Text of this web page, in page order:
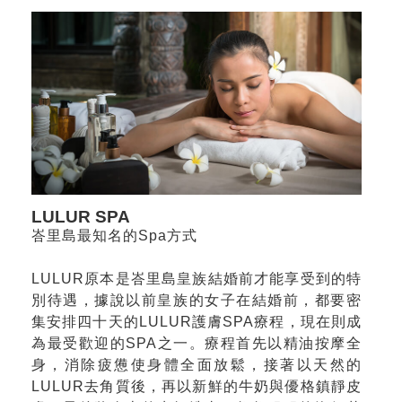
LULUR SPA
峇里島最知名的Spa方式
LULUR原本是峇里島皇族結婚前才能享受到的特
別待遇，據說以前皇族的女子在結婚前，都要密
集安排四十天的LULUR護膚SPA療程，現在則成
為最受歡迎的SPA之一。療程首先以精油按摩全
身，消除疲憊使身體全面放鬆，接著以天然的
LULUR去角質後，再以新鮮的牛奶與優格鎮靜皮